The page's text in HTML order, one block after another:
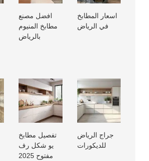
اسعار المطابخ
في الرياض
افضل مصنع
مطابخ المنيوم
بالرياض
جراج الرياض
للديكورات
تفصيل مطابخ
يو شكل رف
مفتوح 2025